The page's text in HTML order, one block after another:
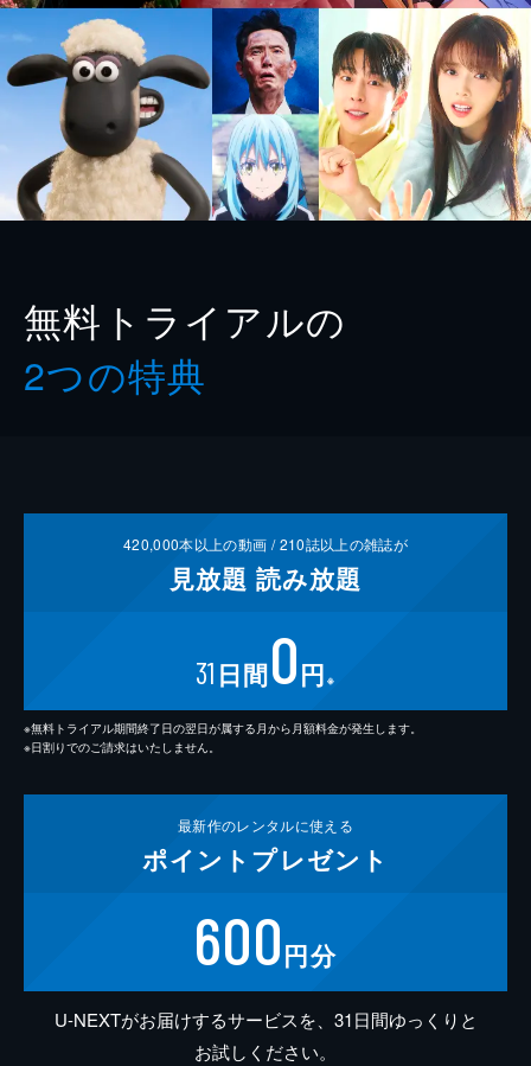
無料トライアルの
2つの特典
420,000本以上の動画 /210誌以上の雑誌が
見放題 読み放題
31 日間0円 ※
※無料トライアル期間終了日の翌日が属する月から月額料金が発生します。
※日割りでのご請求はいたしません。
最新作のレンタルに使える
ポイント プレゼント
600円分
U-NEXTがお届けするサービスを、31日間ゆっくりと
お試しください。